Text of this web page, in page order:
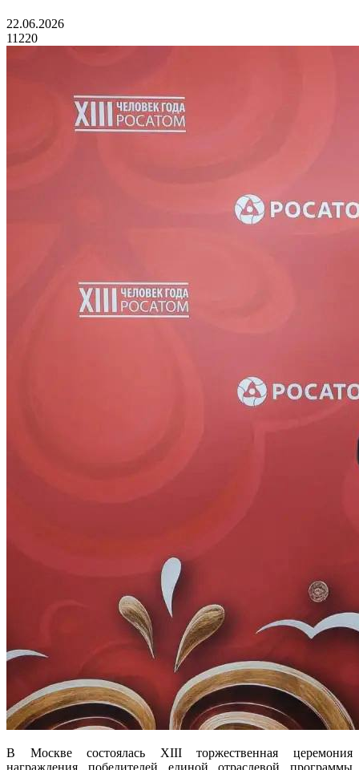
22.06.2026
11220
В Москве состоялась XIII торжественная церемония
награждения победителей единой отраслевой программы